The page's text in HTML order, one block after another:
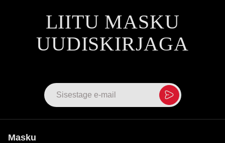
LIITU MASKU
UUDISKIRJAGA
Masku